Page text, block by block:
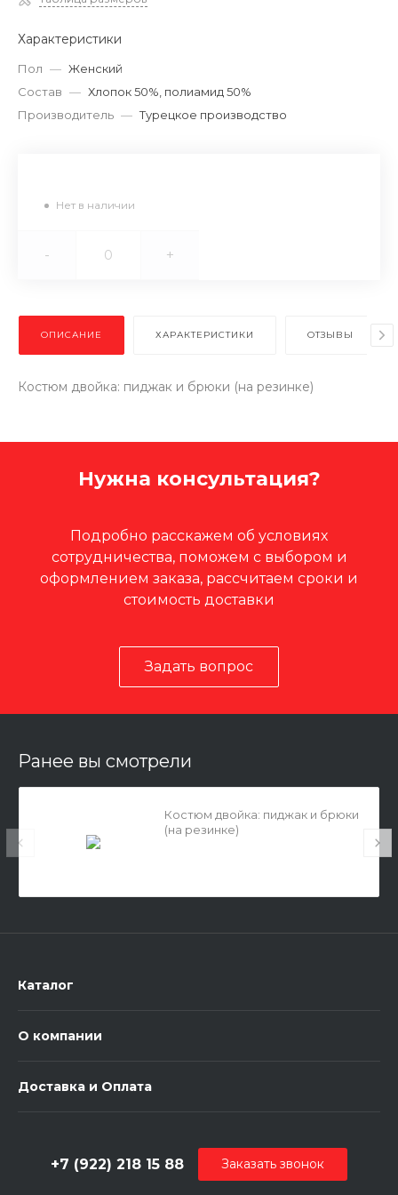
Характеристики
Пол — Женский
Состав — Хлопок 50%, полиамид 50%
Производитель — Турецкое производство
Нет в наличии
- +
ОПИСАНИЕ ХАРАКТЕРИСТИКИ ОТЗЫВЫ
Костюм двойка: пиджак и брюки (на резинке)
Нужна консультация?
Подробно расскажем об условиях
сотрудничества, поможем с выбором и
оформлением заказа, рассчитаем сроки и
стоимость доставки
Задать вопрос
Ранее вы смотрели
Костюм двойка: пиджак и брюки
(на резинке)
Каталог
О компании
Доставка и Оплата
+7 (922) 218 15 88 Заказать звонок